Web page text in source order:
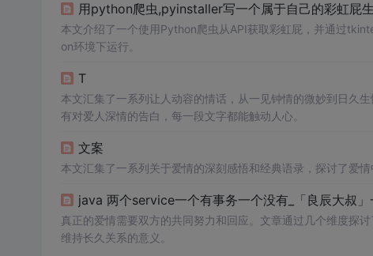
用python爬虫,pyinstaller写一个属于自己的彩虹屁生
本文介绍了一个使用Python爬虫从API获取彩虹屁，并通过
on环境下运行。
T
本文汇集了一系列让人动容的情话，从一见钟情的微妙到日久
有对爱人深情的告白，每一段文字都能触动人心。
文案
本文汇集了一系列关于爱情的深刻感悟和经典语录，探讨了爱
java 两个service一个有事务一个没有_「良辰大叔
真正的爱情需要双方的共同努力和回应。文章通过几个维度探
维持长久关系的意义。